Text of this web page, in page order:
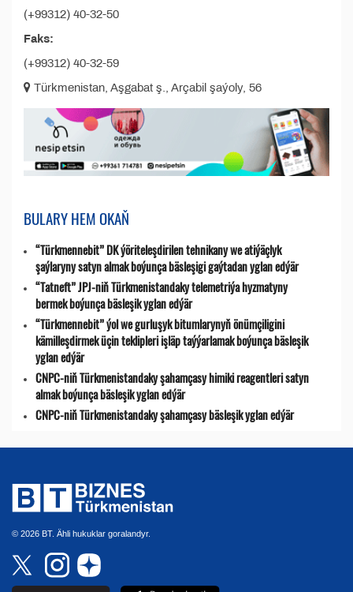
(+99312) 40-32-50
Faks:
(+99312) 40-32-59
Türkmenistan, Aşgabat ş., Arçabil şaýoly, 56
BULARY HEM OKAŇ
“Türkmennebit” DK ýöriteleşdirilen tehnikany we atiýäçlyk
şaýlaryny satyn almak boýunça bäsleşigi gaýtadan yglan edýär
“Tatneft” JPJ-niň Türkmenistandaky telemetriýa hyzmatyny
bermek boýunça bäsleşik yglan edýär
“Türkmennebit” ýol we gurluşyk bitumlarynyň önümçiligini
kämilleşdirmek üçin teklipleri işläp taýýarlamak boýunça bäsleşik
yglan edýär
CNPC-niň Türkmenistandaky şahamçasy himiki reagentleri satyn
almak boýunça bäsleşik yglan edýär
CNPC-niň Türkmenistandaky şahamçasy bäsleşik yglan edýär
© 2026 BT. Ähli hukuklar goralandyr.